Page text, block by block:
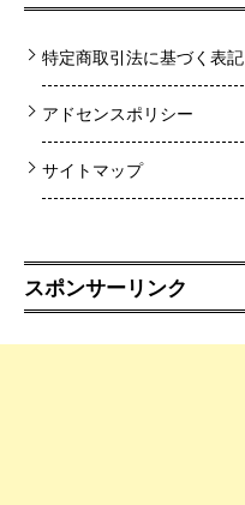
特定商取引法に基づく表記
アドセンスポリシー
サイトマップ
スポンサーリンク